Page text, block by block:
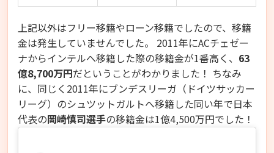
上記以外はフリー移籍やローン移籍でしたので、移籍
金は発生していませんでした。 2011年にACチェゼー
ナからインテルへ移籍した際の移籍金が1番高く、 63
億8,700万円だということがわかりました！ ちなみ
に、同じく2011年にブンデスリーガ（ドイツサッカー
リーグ）のシュツットガルトへ移籍した同い年で日本
代表の岡崎慎司選手の移籍金は1億4,500万円でした！